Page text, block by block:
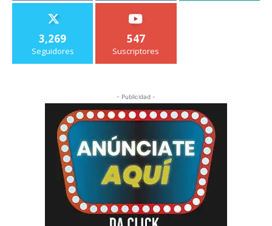
3,269
Seguidores
547
Suscriptores
- Publicidad -